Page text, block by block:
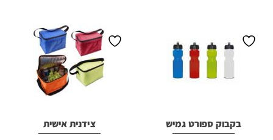
בקבוק ספורט גמיש צידנית אישית